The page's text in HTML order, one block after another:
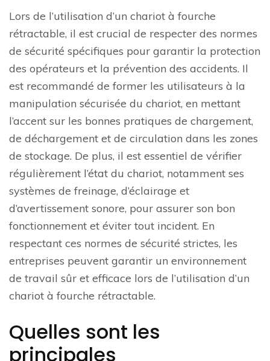
Lors de l’utilisation d’un chariot à fourche
rétractable, il est crucial de respecter des normes
de sécurité spécifiques pour garantir la protection
des opérateurs et la prévention des accidents. Il
est recommandé de former les utilisateurs à la
manipulation sécurisée du chariot, en mettant
l’accent sur les bonnes pratiques de chargement,
de déchargement et de circulation dans les zones
de stockage. De plus, il est essentiel de vérifier
régulièrement l’état du chariot, notamment ses
systèmes de freinage, d’éclairage et
d’avertissement sonore, pour assurer son bon
fonctionnement et éviter tout incident. En
respectant ces normes de sécurité strictes, les
entreprises peuvent garantir un environnement
de travail sûr et efficace lors de l’utilisation d’un
chariot à fourche rétractable.
Quelles sont les
principales